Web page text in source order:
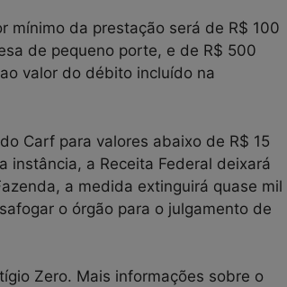
mínimo da prestação será de R$ 100
de pequeno porte, e de R$ 500
valor do débito incluído na
Carf para valores abaixo de R$ 15
instância, a Receita Federal deixará
a medida extinguirá quase mil
o órgão para o julgamento de
Zero. Mais informações sobre o